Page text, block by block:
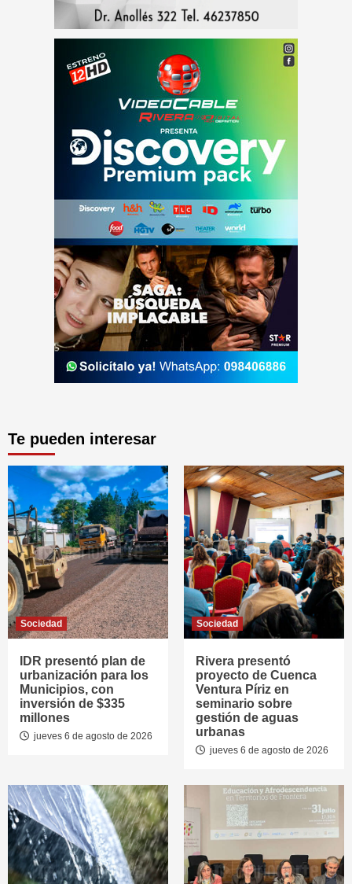
Te pueden interesar
Sociedad
IDR presentó plan de
urbanización para los
Municipios, con
inversión de $335
millones
jueves 6 de agosto de 2026
Sociedad
Rivera presentó
proyecto de Cuenca
Ventura Píriz en
seminario sobre
gestión de aguas
urbanas
jueves 6 de agosto de 2026